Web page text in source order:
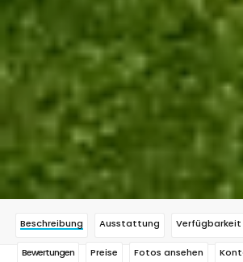
Beschreibung Ausstattung Verfügbarkeit
Bewertungen Preise Fotos ansehen